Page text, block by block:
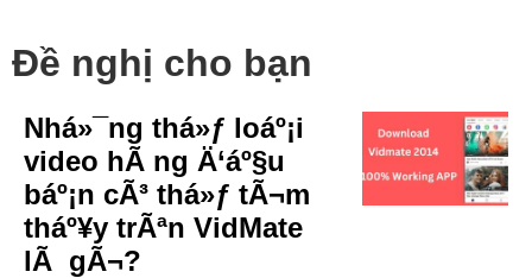
Đề nghị cho bạn
Nhá»¯ng thá»ƒ loáº¡i
video hÃ ng Ä‘áº§u
báº¡n cÃ³ thá»ƒ tÃ¬m
tháº¥y trÃªn VidMate
lÃ gÃ¬?